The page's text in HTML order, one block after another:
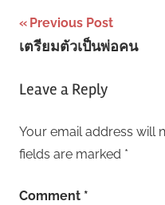
Post
navigation
Previous Post
เตรียมตัวเป็นพ่อคน
Leave a Reply
Your email address will
fields are marked *
Comment *